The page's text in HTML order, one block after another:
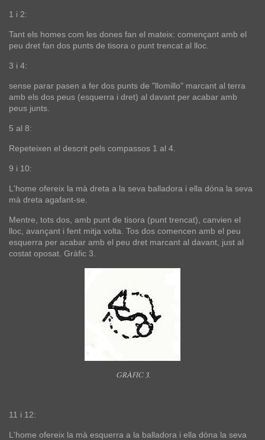
1 i 2:
Tant els homes com les dones fan el mateix: començant amb el
peu dret fan dos punts de tisora o punt trencat al lloc.
3 i 4:
sense parar pasen a fer dos punts de "llomillo" marcant al terra
amb els dos peus (esquerra i dret) al davant per acabar amb
peus junts.
5 al 8:
Repeteixen el descrit pels compassos 1 al 4.
9 i 10:
L'home ofereix la mà dreta a la seva balladora i ella dóna la seva
mà dreta agafant-se.
Mentre, tots dos, amb punt de tisora (punt trencat), canvien el
lloc, avançant i fent mitja volta. Tos dos comencen amb el peu
esquerra per acabar amb el peu dret marcant al davant, just al
costat oposat. Gràfic 3.
GRÀFIC 3.
11 i 12:
L'home ofereix la mà esquerra a la balladora i ella dóna la seva